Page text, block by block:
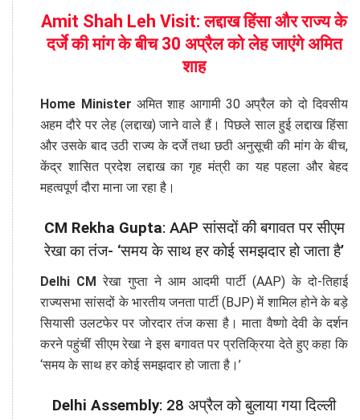
Amit Shah Leh Visit: लद्दाख हिंसा और राज्य के
दर्जे की मांग के बीच 30 अप्रैल को लेह जाएंगे अमित
शाह
Home Minister अमित शाह आगामी 30 अप्रैल को दो दिवसीय
अहम दौरे पर लेह (लद्दाख) जाने वाले हैं। पिछले साल हुई लद्दाख हिंसा
और उसके बाद उठी राज्य के दर्जे तथा छठी अनुसूची की मांग के बीच,
केंद्र शासित प्रदेश लद्दाख का गृह मंत्री का यह पहला और बेहद
महत्वपूर्ण दौरा माना जा रहा है।
CM Rekha Gupta: AAP सांसदों की बगावत पर सीएम
रेखा का तंज- ‘समय के साथ हर कोई समझदार हो जाता है’
Delhi CM रेखा गुप्ता ने आम आदमी पार्टी (AAP) के दो-तिहाई
राज्यसभा सांसदों के भारतीय जनता पार्टी (BJP) में शामिल होने के बड़े
सियासी उलटफेर पर जोरदार तंज कसा है। माता वैष्णो देवी के दर्शन
करने पहुंचीं सीएम रेखा ने इस बगावत पर प्रतिक्रिया देते हुए कहा कि
‘समय के साथ हर कोई समझदार हो जाता है।’
Delhi Assembly: 28 अप्रैल को बुलाया गया दिल्ली